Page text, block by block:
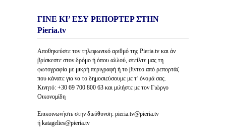
ΓΙΝΕ ΚΙ’ ΕΣΥ ΡΕΠΟΡΤΕΡ ΣΤΗΝ
Pieria.tv
Αποθηκεύστε τον τηλεφωνικό αριθμό της Pieria.tv και άν
βρίσκεστε στον δρόμο ή όπου αλλού, στείλτε μας τη
φωτογραφία με μικρή περιγραφή ή το βίντεο από ρεπορτάζ
που κάνατε για να το δημοσιεύσουμε με τ’ όνομά σας.
Κινητό: +30 69 700 800 63 και μιλήστε με τον Γιώργο
Οικονομίδη
Επικοινωνήστε στην διεύθυνση: pieria.tv@pieria.tv
ή katagelies@pieria.tv